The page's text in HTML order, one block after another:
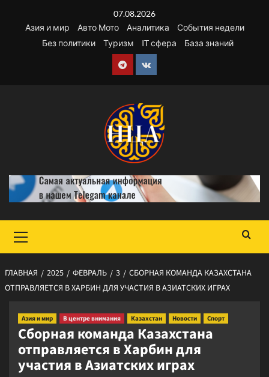
содержимому
07.08.2026
Азия и мир
Авто Мото Аналитика
События недели
Без политики
Туризм IT сфера База знаний
Telegram
VK
меню
ГЛАВНАЯ 2025 ФЕВРАЛЬ 3
СБОРНАЯ КОМАНДА КАЗАХСТАНА
ОТПРАВЛЯЕТСЯ В ХАРБИН ДЛЯ УЧАСТИЯ В АЗИАТСКИХ ИГРАХ
Азия и мир В центре внимания Казахстан Новости Спорт
Сборная команда Казахстана
отправляется в Харбин для
участия в Азиатских играх